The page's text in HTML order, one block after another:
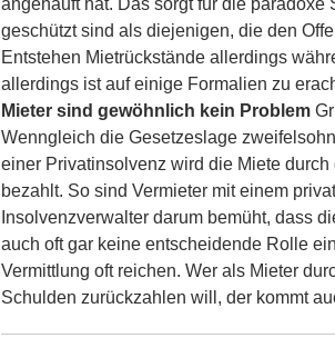
geschützt sind als diejenigen, die den
Entstehen Mietrückstände allerdings
allerdings ist auf einige Formalien zu
Mieter sind gewöhnlich kein Problem
Wenngleich die Gesetzeslage
einer Privatinsolvenz wird die Miete
bezahlt. So sind Vermieter mit einem
Insolvenzverwalter darum bemüht, dass
auch oft gar keine entscheidende Rolle
Vermittlung oft reichen. Wer als Mieter
Schulden zurückzahlen will, der kommt